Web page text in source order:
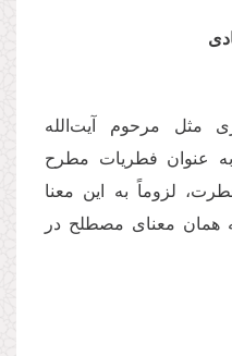
مثل مرحوم آیت‌الله
به عنوان فطریات مطرح
لزوماً‌ به این معنا
همان معنای مصطلح در